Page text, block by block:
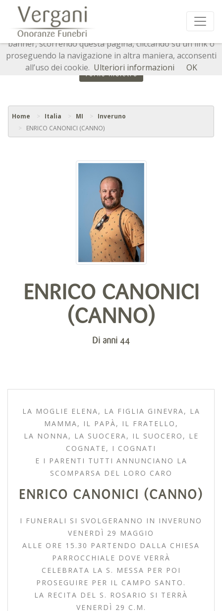
Torna indietro
Home Italia MI
Inveruno
ENRICO CANONICI (CANNO)
ENRICO CANONICI
(CANNO)
Di anni 44
LA MOGLIE ELENA, LA FIGLIA GINEVRA, LA
MAMMA, IL PAPÀ, IL FRATELLO,
LA NONNA, LA SUOCERA, IL SUOCERO, LE
COGNATE, I COGNATI
E I PARENTI TUTTI ANNUNCIANO LA
SCOMPARSA DEL LORO CARO
ENRICO CANONICI (CANNO)
I FUNERALI SI SVOLGERANNO IN INVERUNO
VENERDÌ 29 MAGGIO
ALLE ORE 15.30 PARTENDO DALLA CHIESA
PARROCCHIALE DOVE VERRÀ
CELEBRATA LA S. MESSA PER POI
PROSEGUIRE PER IL CAMPO SANTO.
LA RECITA DEL S. ROSARIO SI TERRÀ
VENERDÌ 29 C.M.
Questo sito o gli strumenti terzi da questo utilizzati si
avvalgono di cookie necessari al funzionamento ed utili
alle finalità illustrate nella cookie policy. Chiudendo questo
banner, scorrendo questa pagina, cliccando su un link o
proseguendo la navigazione in altra maniera, acconsenti
all’uso dei cookie. Ulteriori informazioni OK